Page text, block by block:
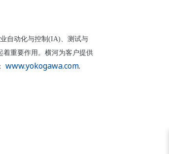
自动化与控制(IA)、测试与
着重要作用。横河为客户提供
www.yokogawa.com.